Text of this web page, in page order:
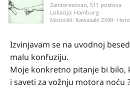
Zainteresovan, 511 postova
Lokacija: Hamburg
Motocikl: Kawasaki ZX9R-
Izvinjavam se na uvodnoj
malu konfuziju.
Moje konkretno pitanje bi bilo,
i saveti za vožnju motora noću ?